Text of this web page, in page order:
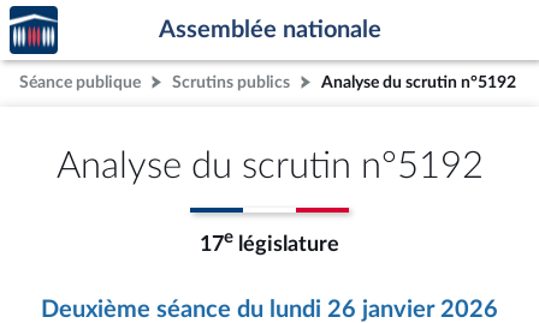
Aller au contenu
Aller en bas de la page
Accèder
à la
page
d'accueil
Assemblée nationale
Séance publique Scrutins publics Analyse du scrutin n°5192
Analyse du scrutin n°5192
17e législature
Deuxième séance du lundi 26 janvier 2026